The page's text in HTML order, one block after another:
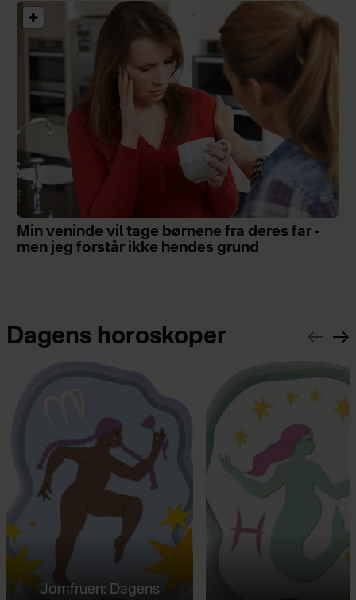
Min veninde vil tage børnene fra deres far -
men jeg forstår ikke hendes grund
Dagens horoskoper
Jomfruen: Dagens